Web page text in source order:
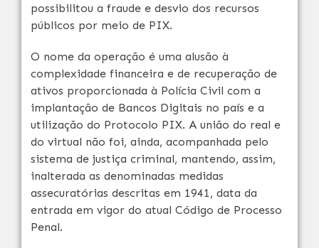
possibilitou a fraude e desvio dos recursos
públicos por meio de PIX.
O nome da operação é uma alusão à
complexidade financeira e de recuperação de
ativos proporcionada à Polícia Civil com a
implantação de Bancos Digitais no país e a
utilização do Protocolo PIX. A união do real e
do virtual não foi, ainda, acompanhada pelo
sistema de justiça criminal, mantendo, assim,
inalterada as denominadas medidas
assecuratórias descritas em 1941, data da
entrada em vigor do atual Código de Processo
Penal.